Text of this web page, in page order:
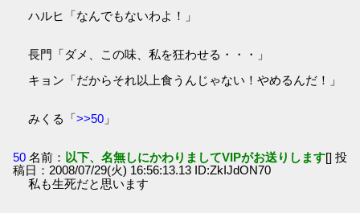
ハルヒ「なんでもないわよ！」
長門「ダメ、この味、私を狂わせる・・・」
キョン「だからそれ以上食うんじゃない！やめるんだ！」
みくる「>>50 」
50 名前： 以下、名無しにかわりましてVIPがお送りします[] 投
稿日：2008/07/29(火) 16:56:13.13 ID:ZkIJdON70
私も生死だと思います